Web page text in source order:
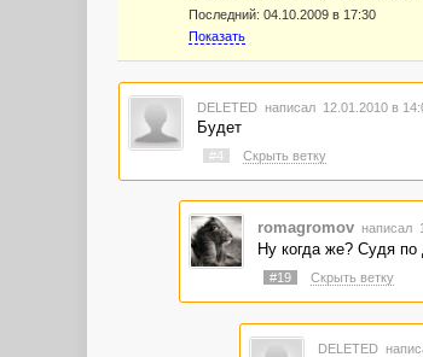
Последний: 04.10.2009 в 17:30
Показать
DELETED написал 12.01.2010 в
Будет
#4 Скрыть ветку
romagromov написал
Ну когда же? Судя по
#19 Скрыть ветку
DELETED